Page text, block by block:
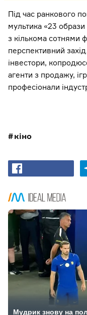
Під час ранкового
мультика «23
з кількома сотнями
перспективний
інвестори,
агенти з продажу,
професіонали
кіно